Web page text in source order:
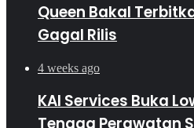
Queen Bakal
Gagal Rilis
4 weeks ago
KAI Services Buka